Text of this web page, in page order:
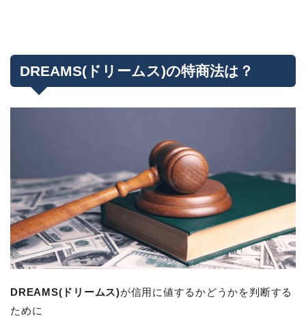
DREAMS(ドリームス)の特商法は？
DREAMS(ドリームス)が信用に値するかどうかを判断する
ために